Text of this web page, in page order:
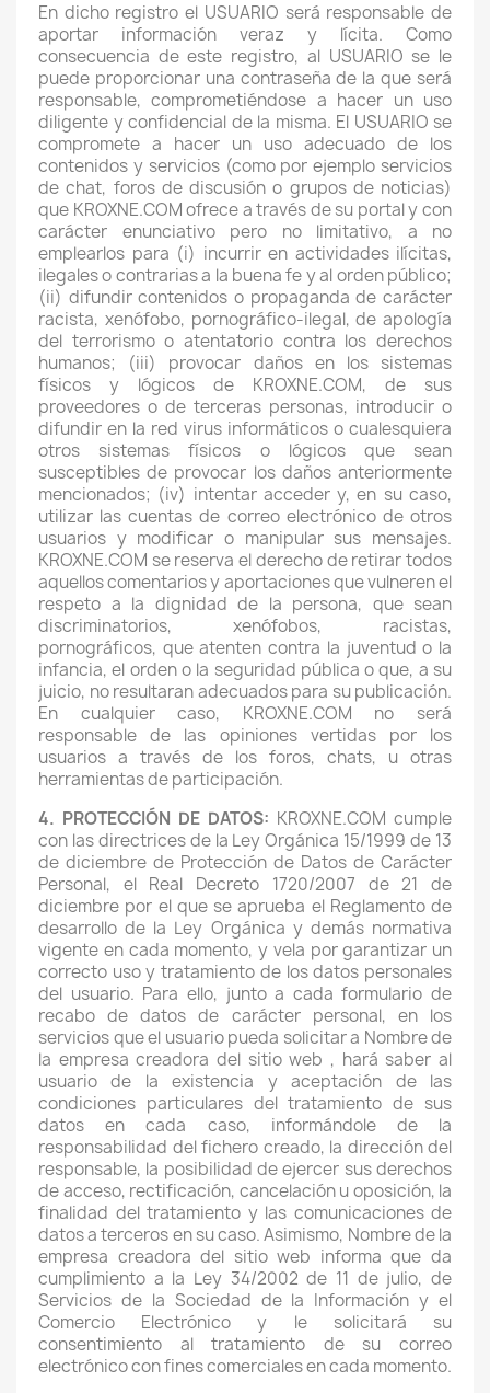
En dicho registro el USUARIO será responsable de
aportar información veraz y lícita. Como
consecuencia de este registro, al USUARIO se le
puede proporcionar una contraseña de la que será
responsable, comprometiéndose a hacer un uso
diligente y confidencial de la misma. El USUARIO se
compromete a hacer un uso adecuado de los
contenidos y servicios (como por ejemplo servicios
de chat, foros de discusión o grupos de noticias)
que KROXNE.COM ofrece a través de su portal y con
carácter enunciativo pero no limitativo, a no
emplearlos para (i) incurrir en actividades ilícitas,
ilegales o contrarias a la buena fe y al orden público;
(ii) difundir contenidos o propaganda de carácter
racista, xenófobo, pornográfico-ilegal, de apología
del terrorismo o atentatorio contra los derechos
humanos; (iii) provocar daños en los sistemas
físicos y lógicos de KROXNE.COM, de sus
proveedores o de terceras personas, introducir o
difundir en la red virus informáticos o cualesquiera
otros sistemas físicos o lógicos que sean
susceptibles de provocar los daños anteriormente
mencionados; (iv) intentar acceder y, en su caso,
utilizar las cuentas de correo electrónico de otros
usuarios y modificar o manipular sus mensajes.
KROXNE.COM se reserva el derecho de retirar todos
aquellos comentarios y aportaciones que vulneren el
respeto a la dignidad de la persona, que sean
discriminatorios, xenófobos, racistas,
pornográficos, que atenten contra la juventud o la
infancia, el orden o la seguridad pública o que, a su
juicio, no resultaran adecuados para su publicación.
En cualquier caso, KROXNE.COM no será
responsable de las opiniones vertidas por los
usuarios a través de los foros, chats, u otras
herramientas de participación.
4. PROTECCIÓN DE DATOS: KROXNE.COM cumple
con las directrices de la Ley Orgánica 15/1999 de 13
de diciembre de Protección de Datos de Carácter
Personal, el Real Decreto 1720/2007 de 21 de
diciembre por el que se aprueba el Reglamento de
desarrollo de la Ley Orgánica y demás normativa
vigente en cada momento, y vela por garantizar un
correcto uso y tratamiento de los datos personales
del usuario. Para ello, junto a cada formulario de
recabo de datos de carácter personal, en los
servicios que el usuario pueda solicitar a Nombre de
la empresa creadora del sitio web , hará saber al
usuario de la existencia y aceptación de las
condiciones particulares del tratamiento de sus
datos en cada caso, informándole de la
responsabilidad del fichero creado, la dirección del
responsable, la posibilidad de ejercer sus derechos
de acceso, rectificación, cancelación u oposición, la
finalidad del tratamiento y las comunicaciones de
datos a terceros en su caso. Asimismo, Nombre de la
empresa creadora del sitio web informa que da
cumplimiento a la Ley 34/2002 de 11 de julio, de
Servicios de la Sociedad de la Información y el
Comercio Electrónico y le solicitará su
consentimiento al tratamiento de su correo
electrónico con fines comerciales en cada momento.